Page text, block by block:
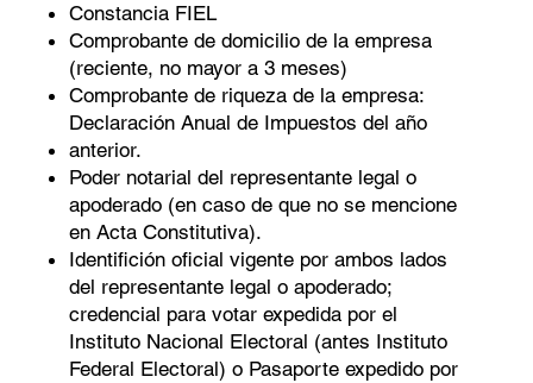
Constancia FIEL
Comprobante de domicilio de la empresa
(reciente, no mayor a 3 meses)
Comprobante de riqueza de la empresa:
Declaración Anual de Impuestos del año
anterior.
Poder notarial del representante legal o
apoderado (en caso de que no se mencione
en Acta Constitutiva).
Identifición oficial vigente por ambos lados
del representante legal o apoderado;
credencial para votar expedida por el
Instituto Nacional Electoral (antes Instituto
Federal Electoral) o Pasaporte expedido por